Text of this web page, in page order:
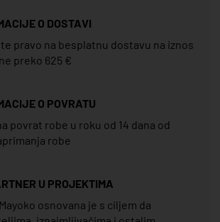
O DOSTAVI
pravo na besplatnu dostavu na iznos
preko 625 €
O POVRATU
povrat robe u roku od 14 dana od
robe
U PROJEKTIMA
osnovana je s ciljem da